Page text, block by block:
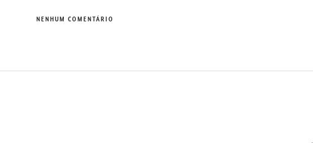
NENHUM COMENTÁRIO